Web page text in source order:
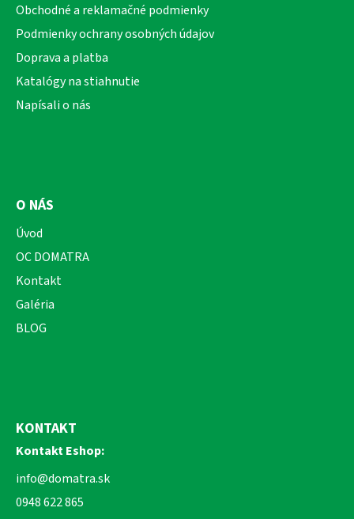
Obchodné a reklamačné podmienky
Podmienky ochrany osobných údajov
Doprava a platba
Katalógy na stiahnutie
Napísali o nás
O NÁS
Úvod
OC DOMATRA
Kontakt
Galéria
BLOG
KONTAKT
Kontakt Eshop:
info@domatra.sk
0948 622 865